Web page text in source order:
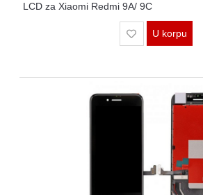
LCD za Xiaomi Redmi 9A/ 9C
U korpu